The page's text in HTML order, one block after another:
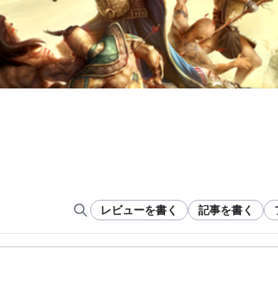
レビューを書く 記事を書く